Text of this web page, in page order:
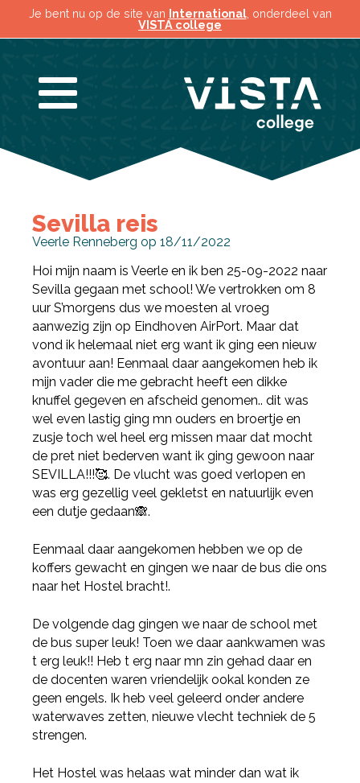
Je bent nu op de site van International, onderdeel van
VISTA college
Sevilla reis
Veerle Renneberg op 18/11/2022
Hoi mijn naam is Veerle en ik ben 25-09-2022 naar
Sevilla gegaan met school! We vertrokken om 8
uur S’morgens dus we moesten al vroeg
aanwezig zijn op Eindhoven AirPort. Maar dat
vond ik helemaal niet erg want ik ging een nieuw
avontuur aan! Eenmaal daar aangekomen heb ik
mijn vader die me gebracht heeft een dikke
knuffel gegeven en afscheid genomen.. dit was
wel even lastig ging mn ouders en broertje en
zusje toch wel heel erg missen maar dat mocht
de pret niet bederven want ik ging gewoon naar
SEVILLA!!!🥰. De vlucht was goed verlopen en
was erg gezellig veel gekletst en natuurlijk even
een dutje gedaan🙈.
Eenmaal daar aangekomen hebben we op de
koffers gewacht en gingen we naar de bus die ons
naar het Hostel bracht!.
De volgende dag gingen we naar de school met
de bus super leuk! Toen we daar aankwamen was
t erg leuk!! Heb t erg naar mn zin gehad daar en
de docenten waren vriendelijk ookal konden ze
geen engels. Ik heb veel geleerd onder andere
waterwaves zetten, nieuwe vlecht techniek de 5
strengen.
Het Hostel was helaas wat minder dan wat ik